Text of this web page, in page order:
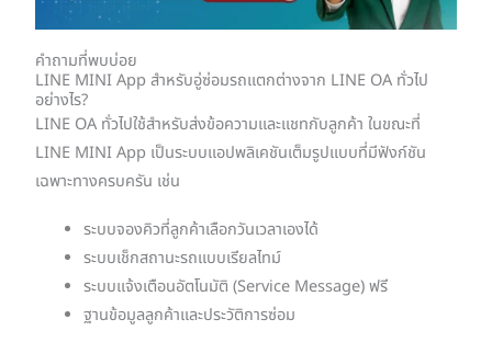
คำถามที่พบบ่อย
LINE MINI App สำหรับอู่ซ่อมรถแตกต่างจาก LINE OA ทั่วไป
อย่างไร?
LINE OA ทั่วไปใช้สำหรับส่งข้อความและแชทกับลูกค้า ในขณะที่
LINE MINI App เป็นระบบแอปพลิเคชันเต็มรูปแบบที่มีฟังก์ชัน
เฉพาะทางครบครัน เช่น
ระบบจองคิวที่ลูกค้าเลือกวันเวลาเองได้
ระบบเช็กสถานะรถแบบเรียลไทม์
ระบบแจ้งเตือนอัตโนมัติ (Service Message) ฟรี
ฐานข้อมูลลูกค้าและประวัติการซ่อม